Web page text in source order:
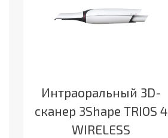
Интраоральный 3D-
сканер 3Shape TRIOS 4
WIRELESS